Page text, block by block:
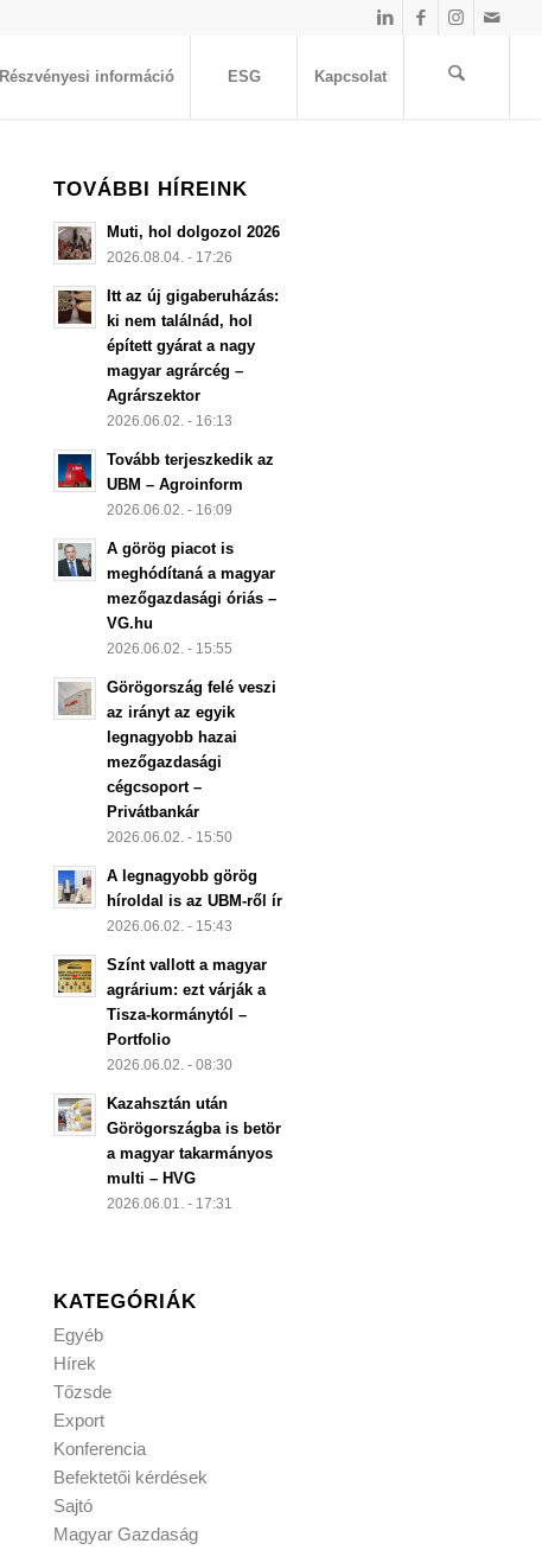
Részvényesi információ ESG Kapcsolat
TOVÁBBI HÍREINK
Muti, hol dolgozol 2026
2026.08.04. - 17:26
Itt az új gigaberuházás:
ki nem találnád, hol
épített gyárat a nagy
magyar agrárcég –
Agrárszektor
2026.06.02. - 16:13
Tovább terjeszkedik az
UBM – Agroinform
2026.06.02. - 16:09
A görög piacot is
meghódítaná a magyar
mezőgazdasági óriás –
VG.hu
2026.06.02. - 15:55
Görögország felé veszi
az irányt az egyik
legnagyobb hazai
mezőgazdasági
cégcsoport –
Privátbankár
2026.06.02. - 15:50
A legnagyobb görög
híroldal is az UBM-ről ír
2026.06.02. - 15:43
Színt vallott a magyar
agrárium: ezt várják a
Tisza-kormánytól –
Portfolio
2026.06.02. - 08:30
Kazahsztán után
Görögországba is betör
a magyar takarmányos
multi – HVG
2026.06.01. - 17:31
KATEGÓRIÁK
Egyéb
Hírek
Tőzsde
Export
Konferencia
Befektetői kérdések
Sajtó
Magyar Gazdaság